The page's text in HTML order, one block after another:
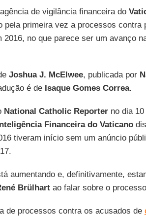
de vigilância financeira do
pela primeira vez a processos contra
2016, no que parece ser um avanço
Joshua J. McElwee, publicada por
é de Isaque Gomes Correa.
National Catholic Reporterno dia 10
Financeira do Vaticano
tiveram início sem um anúncio
aumentando e, definitivamente,
Brülhartao falar sobre o
de processos contra os acusados de